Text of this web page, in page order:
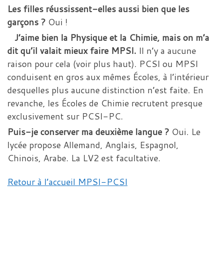
Les filles réussissent-elles aussi bien que les
garçons ? Oui !
J’aime bien la Physique et la Chimie, mais on m’a
dit qu’il valait mieux faire MPSI. Il n’y a aucune
raison pour cela (voir plus haut). PCSI ou MPSI
conduisent en gros aux mêmes Écoles, à l’intérieur
desquelles plus aucune distinction n’est faite. En
revanche, les Écoles de Chimie recrutent presque
exclusivement sur PCSI-PC.
Puis-je conserver ma deuxième langue ? Oui. Le
lycée propose Allemand, Anglais, Espagnol,
Chinois, Arabe. La LV2 est facultative.
Retour à l’accueil MPSI-PCSI